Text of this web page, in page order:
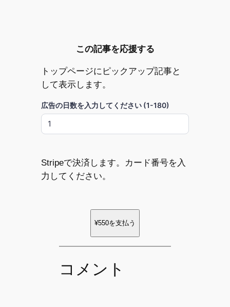
この記事を応援する
トップページにピックアップ記事と
して表示します。
広告の日数を入力してください (1-180)
Stripeで決済します。カード番号を入
力してください。
¥550を支払う
コメント